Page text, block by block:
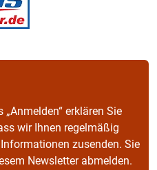
erklären Sie
wir Ihnen regelmäßig
zusenden. Sie
Newsletter abmelden.